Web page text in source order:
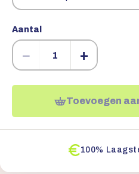
Aantal
− +
Toevoegen
100%